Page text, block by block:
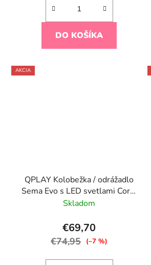
DO KOŠÍKA
AKCIA
QPLAY Kolobežka / odrážadlo
Sema Evo s LED svetlami Coral
Pink, vek 1 - 6 rokov, do 50 kg
Skladom
€69,70
€74,95 (–7 %)